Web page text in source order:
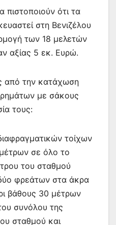
πιστοποιούν ότι τα
στη Βενιζέλου
των 18 μελετών
αξίας 5 εκ. Ευρώ.
από την κατάχωση
με σάκους
τους:
τοίχων
σε όλο το
του σταθμού
φρεάτων στα άκρα
βάθους 30 μέτρων
συνόλου της
σταθμού και